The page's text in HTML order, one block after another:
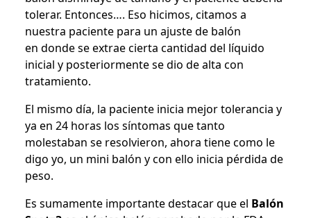
tolerar. Entonces…. Eso hicimos, citamos a
nuestra paciente para un ajuste de balón
en donde se extrae cierta cantidad del líquido
inicial y posteriormente se dio de alta con
tratamiento.
El mismo día, la paciente inicia mejor tolerancia y
ya en 24 horas los síntomas que tanto
molestaban se resolvieron, ahora tiene como le
digo yo, un mini balón y con ello inicia pérdida de
peso.
Es sumamente importante destacar que el Balón